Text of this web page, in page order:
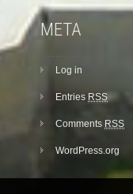
META
Log in
Entries RSS
Comments RSS
WordPress.org